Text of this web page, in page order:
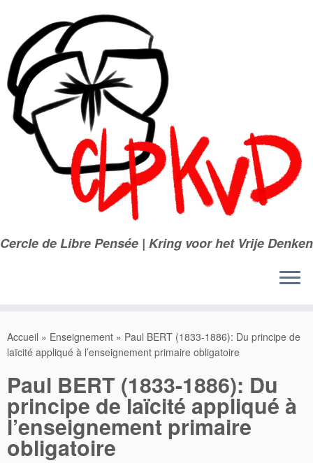
contenu
Cercle de Libre Pensée | Kring voor het Vrije Denken
Accueil » Enseignement » Paul BERT (1833-1886): Du principe de
laïcité appliqué à l’enseignement primaire obligatoire
Paul BERT (1833-1886): Du
principe de laïcité appliqué à
l’enseignement primaire
obligatoire